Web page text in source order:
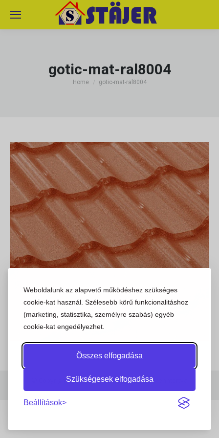
Weboldalunk az alapvető működéshez szükséges
cookie-kat használ. Szélesebb körű funkcionalitáshoz
(marketing, statisztika, személyre szabás) egyéb
cookie-kat engedélyezhet.
Összes elfogadása
Szükségesek elfogadása
Beállítások
gotic-mat-ral8004
You are here:
Home gotic-mat-ral8004
© Copyright 2023 | Stajer.hu | Minden jog fenntartva